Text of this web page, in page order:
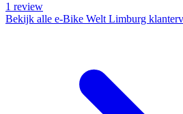
1 review
Bekijk alle e-Bike Welt Limburg